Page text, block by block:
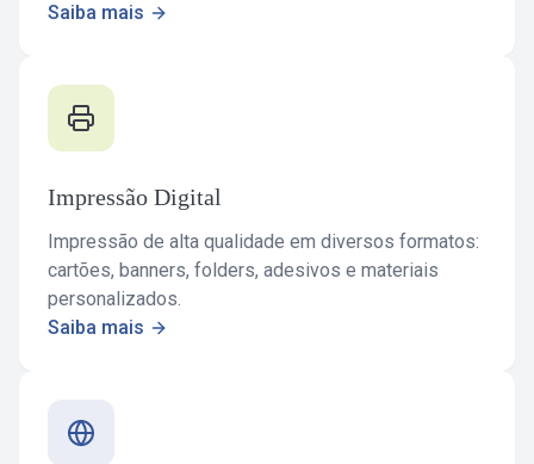
Saiba mais
Impressão Digital
Impressão de alta qualidade em diversos formatos:
cartões, banners, folders, adesivos e materiais
personalizados.
Saiba mais